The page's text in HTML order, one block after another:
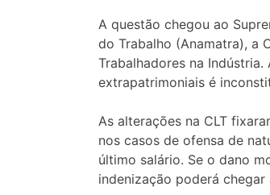
A questão chegou ao
do Trabalho (Anamatra), a
Trabalhadores na
extrapatrimoniais é
As alterações na CLT
nos casos de ofensa de
último salário. Se o dano
indenização poderá